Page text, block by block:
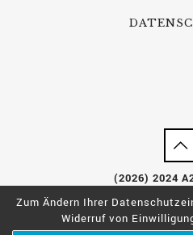
(2026) 2024
Zum Ändern Ihrer
Widerruf von